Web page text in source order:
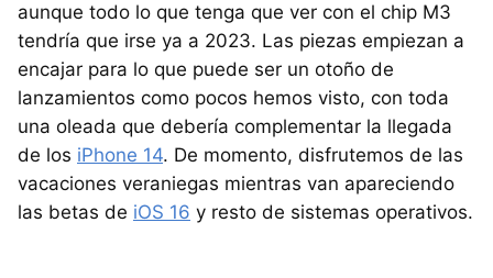
aunque todo lo que tenga que ver con el chip M3
tendría que irse ya a 2023. Las piezas empiezan a
encajar para lo que puede ser un otoño de
lanzamientos como pocos hemos visto, con toda
una oleada que debería complementar la llegada
de los iPhone 14. De momento, disfrutemos de las
vacaciones veraniegas mientras van apareciendo
las betas de iOS 16 y resto de sistemas operativos.